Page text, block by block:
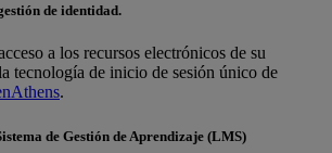
de identidad.
a los recursos electrónicos de su
tecnología de inicio de sesión único de
.
de Gestión de Aprendizaje (LMS)